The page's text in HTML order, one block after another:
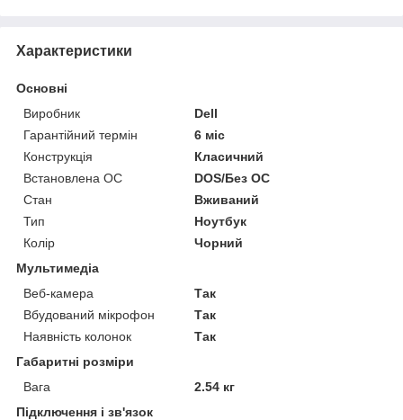
Характеристики
Основні
Виробник
Dell
Гарантійний термін
6 міс
Конструкція
Класичний
Встановлена ОС
DOS/Без ОС
Стан
Вживаний
Тип
Ноутбук
Колір
Чорний
Мультимедіа
Веб-камера
Так
Вбудований мікрофон
Так
Наявність колонок
Так
Габаритні розміри
Вага
2.54 кг
Підключення і зв'язок